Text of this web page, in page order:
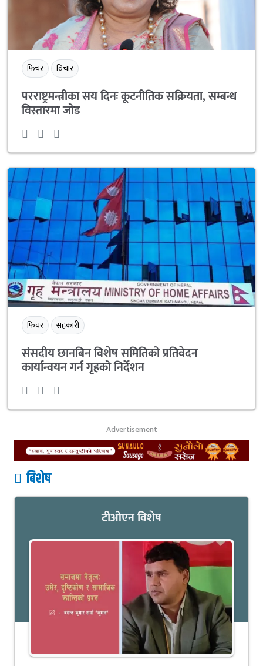
फिचर विचार
परराष्ट्रमन्त्रीका सय दिनः कूटनीतिक सक्रियता, सम्बन्ध
विस्तारमा जोड
फिचर सहकारी
संसदीय छानबिन विशेष समितिको प्रतिवेदन
कार्यान्वयन गर्न गृहको निर्देशन
Advertisement
बिशेष
टीओएन विशेष